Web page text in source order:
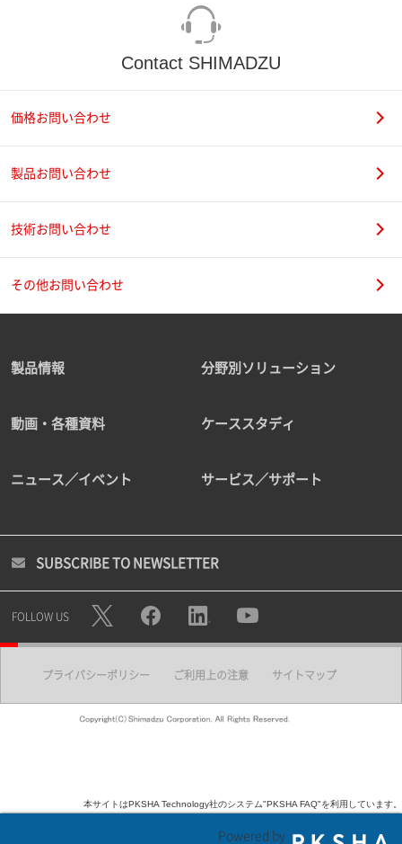
Contact SHIMADZU
価格お問い合わせ
製品お問い合わせ
技術お問い合わせ
その他お問い合わせ
製品情報 分野別ソリューション
動画・各種資料 ケーススタディ
ニュース／イベント サービス／サポート
SUBSCRIBE TO NEWSLETTER
FOLLOW US
プライバシーポリシー ご利用上の注意 サイトマップ
本サイトはPKSHA Technology社のシステム"PKSHA FAQ"を利用しています。
Powered by